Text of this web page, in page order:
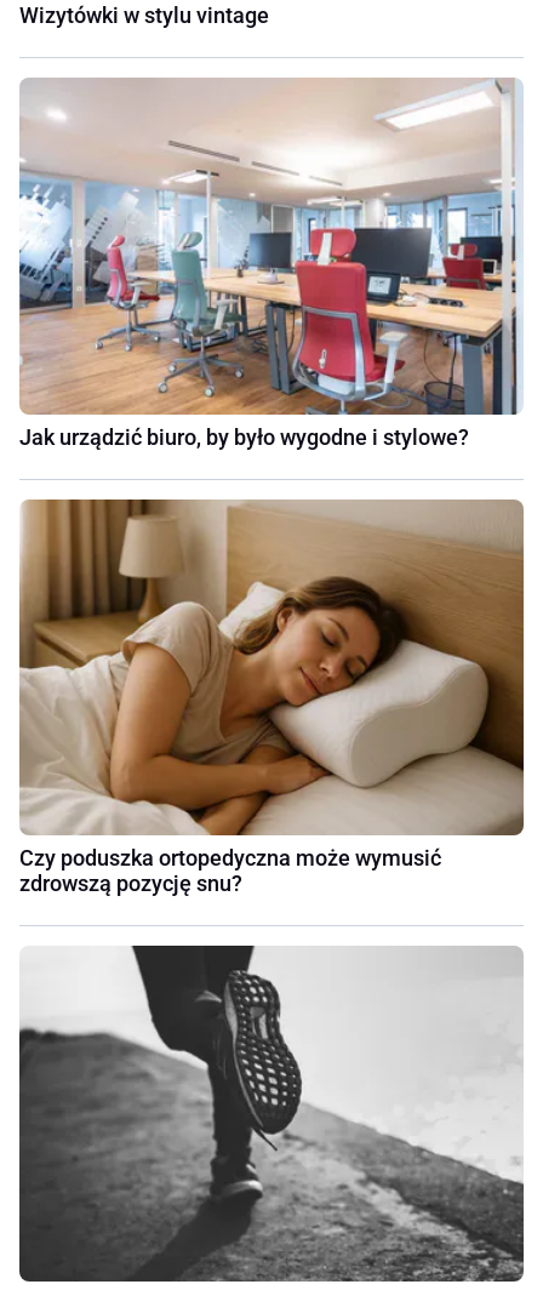
Wizytówki w stylu vintage
Jak urządzić biuro, by było wygodne i stylowe?
Czy poduszka ortopedyczna może wymusić
zdrowszą pozycję snu?